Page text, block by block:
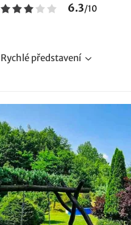
6.3/10
Rychlé představení